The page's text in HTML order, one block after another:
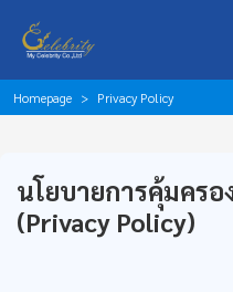
Homepage Privacy Policy
นโยบายการคุ้มคร
(Privacy Policy)